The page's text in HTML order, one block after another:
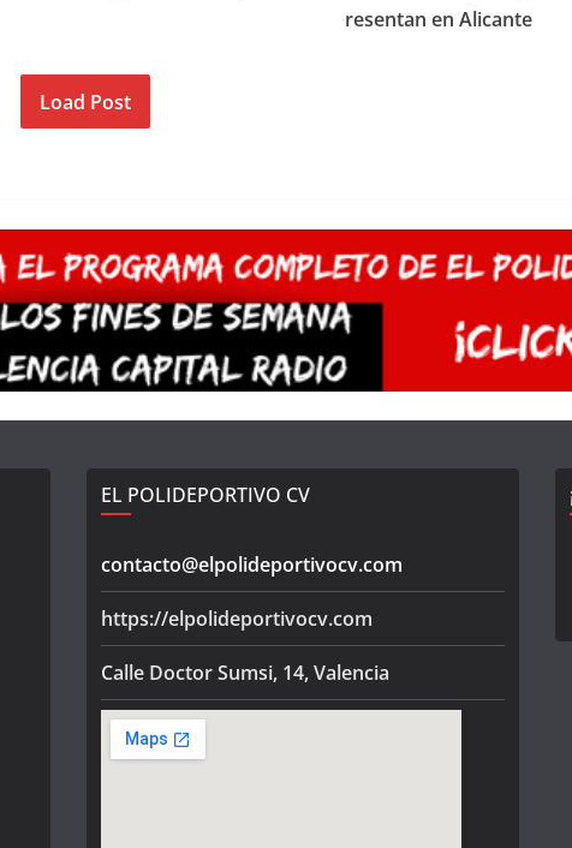
resentan en Alicante
Load Post
EL POLIDEPORTIVO CV
contacto@elpolideportivocv.com
https://elpolideportivocv.com
Calle Doctor Sumsi, 14, Valencia